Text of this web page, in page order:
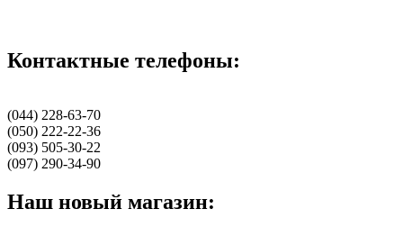
Контактные телефоны:
(044) 228-63-70
(050) 222-22-36
(093) 505-30-22
(097) 290-34-90
Наш новый магазин: